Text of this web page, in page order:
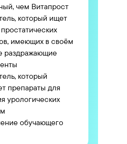
чем Витапрост
который ищет
имеющих в своём
раздражающие
который
препараты для
урологических
обучающего